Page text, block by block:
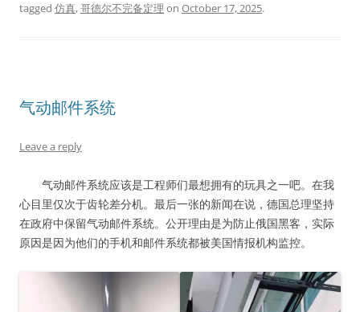
tagged 仿真,哥德尔不完备定理 on October 17, 2025.
气动邮件系统
Leave a reply
气动邮件系统应该是工程师们最想拥有的玩具之一吧。在我
心目里仅次于齿轮差分机。最后一张的新闻在说，德国总理坚持
在政府中保留气动邮件系统。公开理由是为防止俄国黑客，实际
原因是因为他们的手机和邮件系统都被美国情报机构监控。